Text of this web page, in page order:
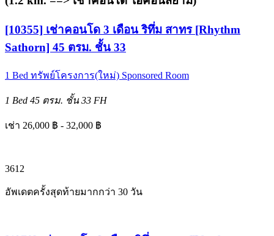
[10355] เช่าคอนโด 3 เดือน ริทึ่ม สาทร [Rhythm
Sathorn] 45 ตรม. ชั้น 33
1 Bed ทรัพย์โครงการ(ใหม่) Sponsored Room
1 Bed 45 ตรม. ชั้น 33 FH
เช่า 26,000 ฿ - 32,000 ฿
3612
อัพเดตครั้งสุดท้ายมากกว่า 30 วัน